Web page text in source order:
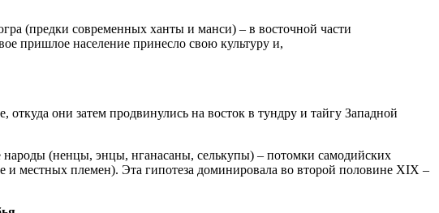
(предки современных ханты и манси) – в восточной части
пришлое население принесло свою культуру и,
откуда они затем продвинулись на восток в тундру и тайгу Западной
(ненцы, энцы, нганасаны, селькупы) – потомки самодийских
и местных племен). Эта гипотеза доминировала во второй половине XIX –